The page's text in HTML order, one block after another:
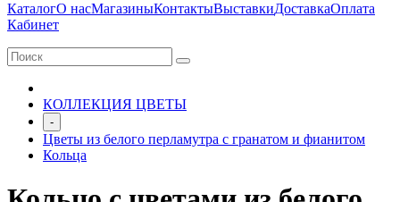
КаталогО насМагазиныКонтактыВыставкиДоставкаОплата
Кабинет
КОЛЛЕКЦИЯ ЦВЕТЫ
-
Цветы из белого перламутра с гранатом и фиaнитом
Кольца